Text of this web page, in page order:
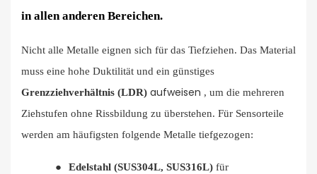
in allen anderen Bereichen.
Nicht alle Metalle eignen sich für das Tiefziehen. Das Material
muss eine hohe Duktilität und ein günstiges
Grenzziehverhältnis (LDR) aufweisen , um die mehreren
Ziehstufen ohne Rissbildung zu überstehen. Für Sensorteile
werden am häufigsten folgende Metalle tiefgezogen:
● Edelstahl (SUS304L, SUS316L) für